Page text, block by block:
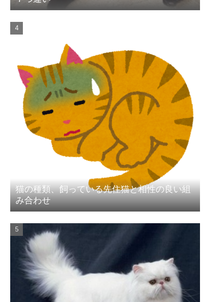
猫の種類、飼っている先住猫と相性の良い組
み合わせ